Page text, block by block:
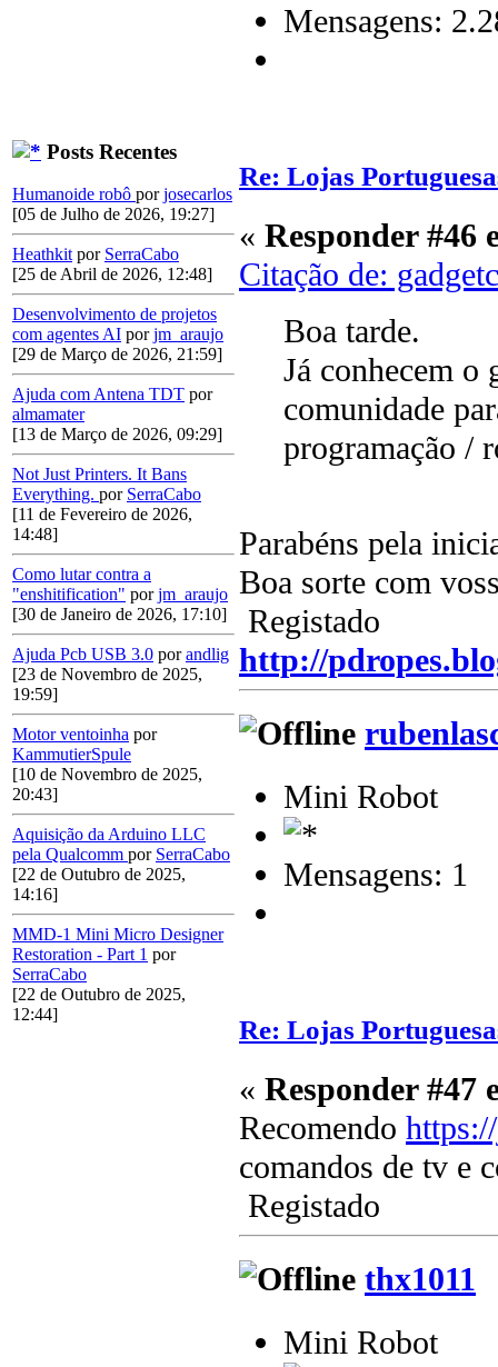
Posts Recentes
Humanoide robô porjosecarlos
[05 de Julho de 2026, 19:27]
Heathkit por SerraCabo
[25 de Abril de 2026, 12:48]
Desenvolvimento de projetos
com agentes AI porjm_araujo
[29 de Março de 2026, 21:59]
Ajuda com Antena TDT por
almamater
[13 de Março de 2026, 09:29]
Not Just Printers. It Bans
Everything. por SerraCabo
[11 de Fevereiro de 2026,
14:48]
Como lutar contra a
"enshitification" porjm_araujo
[30 de Janeiro de 2026, 17:10]
Ajuda Pcb USB 3.0 porandlig
[23 de Novembro de 2025,
19:59]
Motor ventoinha por
KammutierSpule
[10 de Novembro de 2025,
20:43]
Aquisição da Arduino LLC
pela Qualcomm por SerraCabo
[22 de Outubro de 2025,
14:16]
MMD-1 Mini Micro Designer
Restoration - Part 1 por
SerraCabo
[22 de Outubro de 2025,
12:44]
Mensagens:
Re: Lojas
« Responder #46
Citação de:
Boa tarde.
Já conhecem o
comunidade
programação /
Parabéns pela
Boa sorte com
Registado
http://
Mini Robot
Mensagens: 1
Re: Lojas
« Responder #47
Recomendo
comandos de tv e
Registado
thx1011
Mini Robot